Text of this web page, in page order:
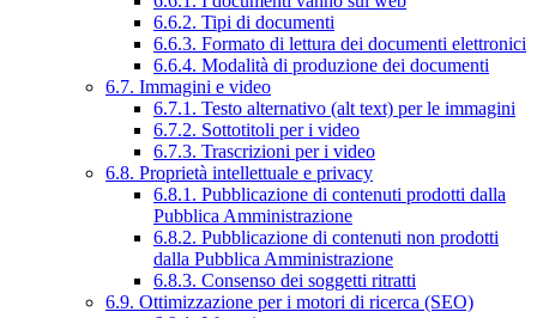
6.6.2. Tipi di documenti
6.6.3. Formato di lettura dei documenti elettronici
6.6.4. Modalità di produzione dei documenti
6.7. Immagini e video
6.7.1. Testo alternativo (alt text) per le immagini
6.7.2. Sottotitoli per i video
6.7.3. Trascrizioni per i video
6.8. Proprietà intellettuale e privacy
6.8.1. Pubblicazione di contenuti prodotti dalla
Pubblica Amministrazione
6.8.2. Pubblicazione di contenuti non prodotti
dalla Pubblica Amministrazione
6.8.3. Consenso dei soggetti ritratti
6.9. Ottimizzazione per i motori di ricerca (SEO)